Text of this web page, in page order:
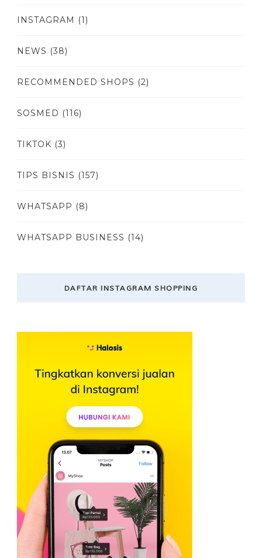
INSTAGRAM (1)
NEWS (38)
RECOMMENDED SHOPS (2)
SOSMED (116)
TIKTOK (3)
TIPS BISNIS (157)
WHATSAPP (8)
WHATSAPP BUSINESS (14)
DAFTAR INSTAGRAM SHOPPING